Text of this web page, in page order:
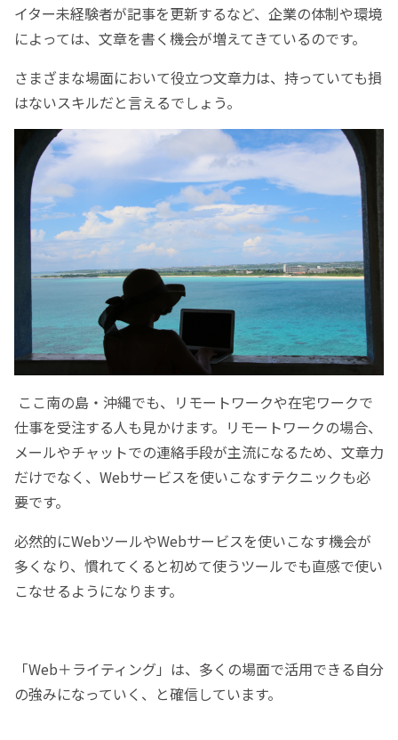
イター未経験者が記事を更新するなど、企業の体制や環境
によっては、文章を書く機会が増えてきているのです。
さまざまな場面において役立つ文章力は、持っていても損
はないスキルだと言えるでしょう。
ここ南の島・沖縄でも、リモートワークや在宅ワークで
仕事を受注する人も見かけます。リモートワークの場合、
メールやチャットでの連絡手段が主流になるため、文章力
だけでなく、Webサービスを使いこなすテクニックも必
要です。
必然的にWebツールやWebサービスを使いこなす機会が
多くなり、慣れてくると初めて使うツールでも直感で使い
こなせるようになります。
「Web＋ライティング」は、多くの場面で活用できる自分
の強みになっていく、と確信しています。